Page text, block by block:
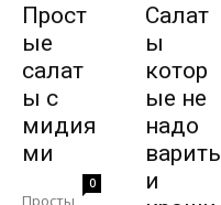
Прост
ые
салат
ы с
мидия
ми
0
Просты
Салат
ы
котор
ые не
надо
варить
и